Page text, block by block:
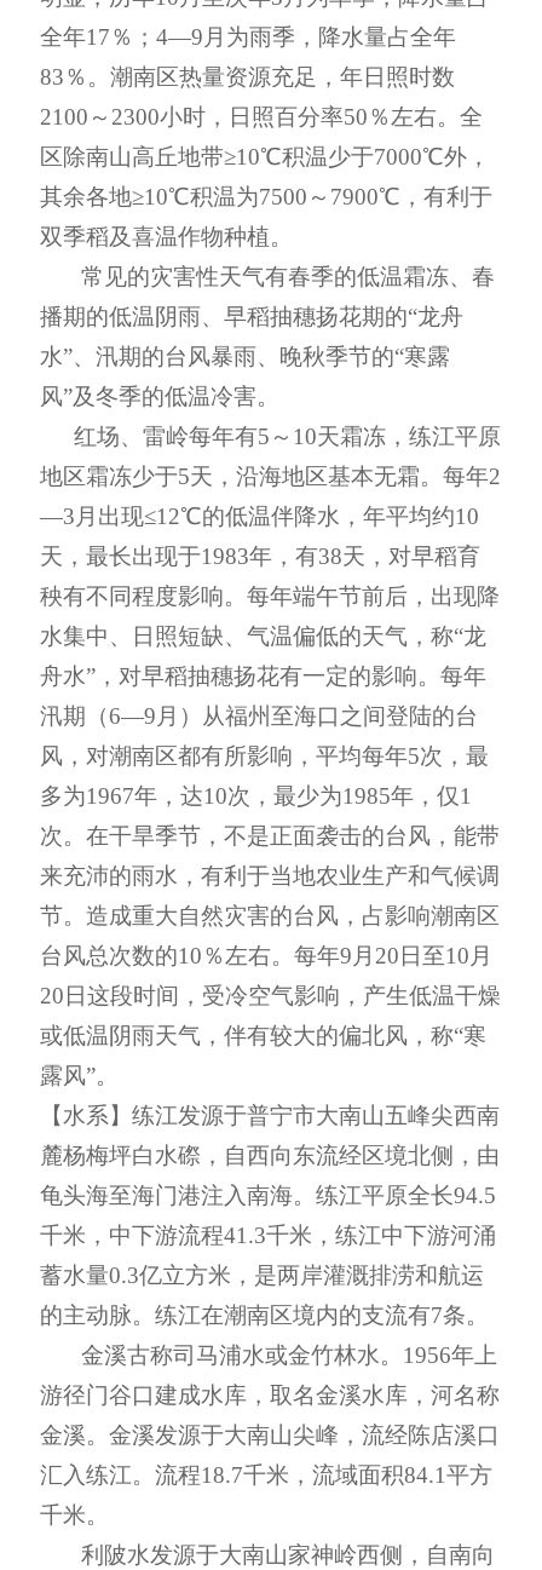
全年17％；4—9 月为雨季，降水量占全年
83％。潮南区热量资源充足，年日照时数
2100 ～ 2300小时，日照百分率50％左右。全
区除南山高丘地带≥10℃积温少于7000℃外，
其余各地≥10℃积温为7500 ～ 7900℃，有利于
双季稻及喜温作物种植。
常见的灾害性天气有春季的低温霜冻、春
播期的低温阴雨、早稻抽穗扬花期的“龙舟
水”、汛期的台风暴雨、晚秋季节的“寒露
风”及冬季的低温冷害。
红场、雷岭每年有5 ～ 10天霜冻，练江平原
地区霜冻少于5天，沿海地区基本无霜。每年2
—3 月出现≤12℃的低温伴降水，年平均约10
天，最长出现于1983年，有38天，对早稻育
秧有不同程度影响。每年端午节前后，出现降
水集中、日照短缺、气温偏低的天气，称“龙
舟水”，对早稻抽穗扬花有一定的影响。每年
汛期（6—9 月）从福州至海口之间登陆的台
风，对潮南区都有所影响，平均每年5次，最
多为1967年，达10次，最少为1985年，仅1
次。在干旱季节，不是正面袭击的台风，能带
来充沛的雨水，有利于当地农业生产和气候调
节。造成重大自然灾害的台风 ， 占影响潮南区
台风总次数的10％左右。每年9 月 20 日至10 月
20 日这段时间，受冷空气影响，产生低温干燥
或低温阴雨天气，伴有较大的偏北风，称“寒
露风”。
【水系】练江发源于普宁市大南山五峰尖西南
麓杨梅坪白水磜 ，自西向东流经区境北侧，由
龟头海至海门港注入南海。练江平原全长94.5
千米 ，中下游流程41 .3千米 ，练江中下游河涌
蓄水量0.3亿立方米，是两岸灌溉排涝和航运
的主动脉。练江在潮南区境内的支流有7条。
金溪古称司马浦水或金竹林水。 1956年上
游径门谷口建成水库，取名金溪水库，河名称
金溪。金溪发源于大南山尖峰，流经陈店溪口
汇入练江。流程18.7千米 ，流域面积84.1平方
千米。
利陂水发源于大南山家神岭西侧，自南向